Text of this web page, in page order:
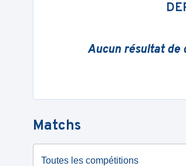
Aucun résultat de
Matchs
Toutes les compétitions